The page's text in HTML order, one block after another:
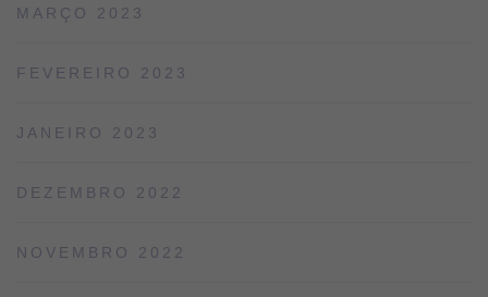
MARÇO 2023
FEVEREIRO 2023
JANEIRO 2023
DEZEMBRO 2022
NOVEMBRO 2022